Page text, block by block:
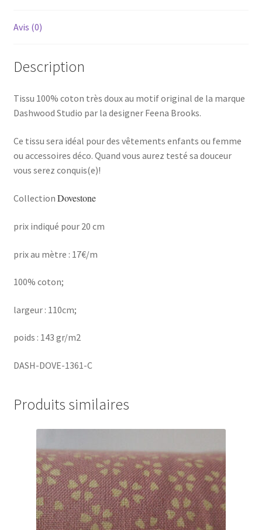
Avis (0)
Description
Tissu 100% coton très doux au motif original de la marque
Dashwood Studio par la designer Feena Brooks.
Ce tissu sera idéal pour des vêtements enfants ou femme
ou accessoires déco. Quand vous aurez testé sa douceur
vous serez conquis(e)!
Collection Dovestone
prix indiqué pour 20 cm
prix au mètre : 17€/m
100% coton;
largeur : 110cm;
poids : 143 gr/m2
DASH-DOVE-1361-C
Produits similaires